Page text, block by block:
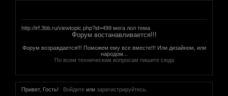
http://irf.3bb.ru/viewtopic.php?id=499 мега лол тема
Форум востанавливается!!!
Форум возраждается!!! Поможем ему все вместе!!! Или дизайном, или
народом...
По всем техническим вопросам пишите сюда
Привет, Гость! Войдитеили зарегистрируйтесь.